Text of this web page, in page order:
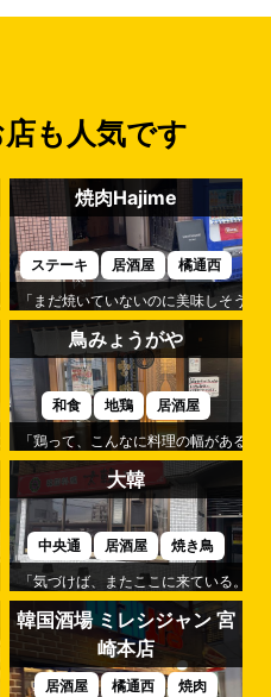
も人気です
な楽しみが続くのが「蒼樹」です。
焼肉Hajime
ステーキ 居酒屋
橘通西
「まだ焼いていないのに美味しそう
夫。それが「トモリバ」の心地よさです
鳥みょうがや
和食 地鶏
居酒屋
「鶏って、こんなに料理の幅がある
」そんなわがままを叶えてくれるのが「
大韓
中央通 居酒屋
焼き鳥
「気づけば、またここに来ている。
韓国酒場 ミレシジャン 宮
崎本店
居酒屋 橘通西
焼肉